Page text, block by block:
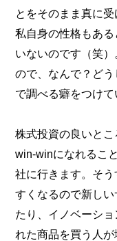
とをそのまま真に
私自身の性格もあ
いないのです（笑
ので、なんで？ど
で調べる癖をつけて
株式投資の良いと
win-winになれるこ
社に行きます。そ
すくなるので新し
たり、イノベーシ
れた商品を買う人